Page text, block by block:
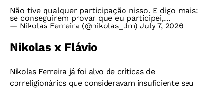
Não tive qualquer participação nisso. E digo mais:
se conseguirem provar que eu participei,…
— Nikolas Ferreira (@nikolas_dm) July 7, 2026
Nikolas x Flávio
Nikolas Ferreira já foi alvo de críticas de
correligionários que consideravam insuficiente seu